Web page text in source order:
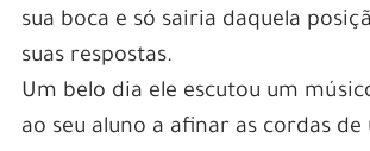
sua boca e só sairia daquela
suas respostas.
Um belo dia ele escutou um
ao seu aluno a afinar as cordas de